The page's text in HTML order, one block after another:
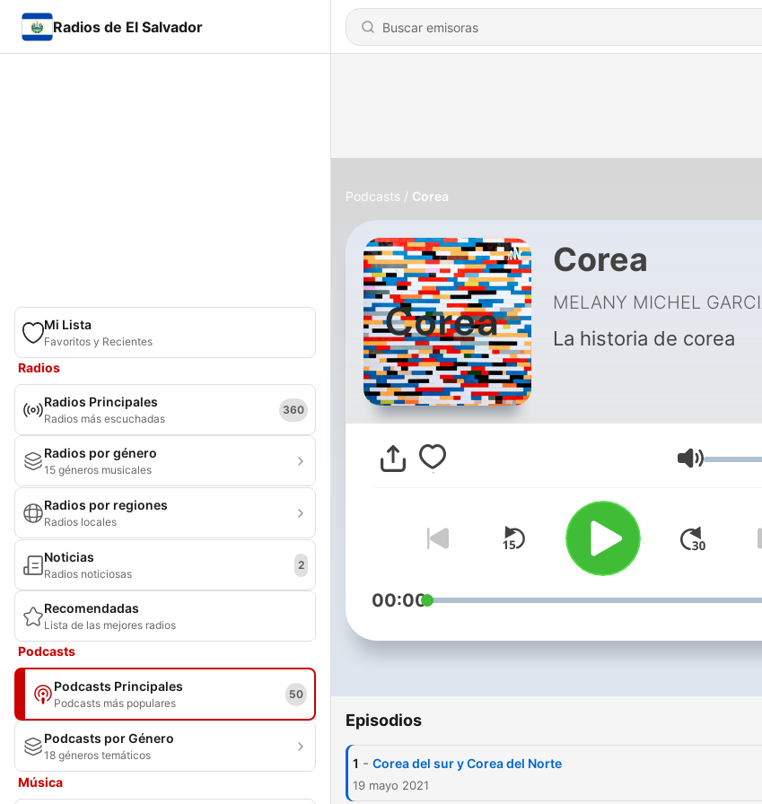
Radios de El Salvador
Mi Lista
Favoritos y Recientes
Radios
Radios Principales
Radios más escuchadas
360
Radios por género
15 géneros musicales
Radios por regiones
Radios locales
Noticias
Radios noticiosas
2
Recomendadas
Lista de las mejores radios
Podcasts
Podcasts Principales
Podcasts más populares
50
Podcasts por Género
18 géneros temáticos
Música
Podcasts Corea
Corea
La historia de corea
Volumen
00:00
Episodios
1 - Corea del sur y Corea del Norte
19 mayo 2021